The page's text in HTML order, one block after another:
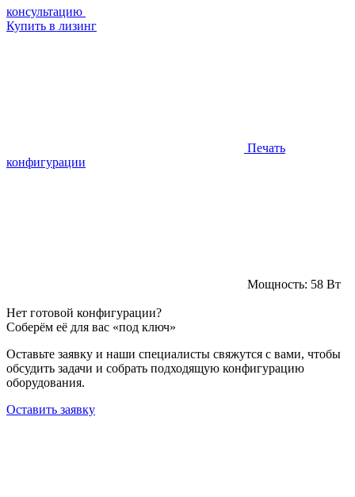
консультацию
Купить в лизинг
Печать
конфигурации
Мощность: 58 Вт
Нет готовой конфигурации?
Соберём её для вас «под ключ»
Оставьте заявку и наши специалисты свяжутся с вами, чтобы
обсудить задачи и собрать подходящую конфигурацию
оборудования.
Оставить заявку